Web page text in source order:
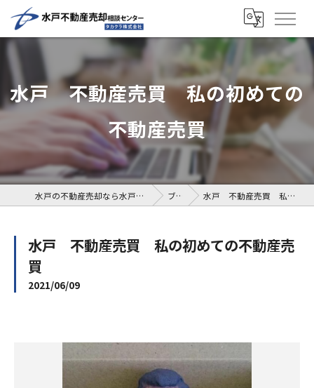
水戸 不動産売買 私の初めての
不動産売買
水戸の不動産売却なら水戸不動産売却相談センター ブログ 水戸 不動産売買 私の初めての不動産売買
水戸 不動産売買 私の初めての不動産売
買
2021/06/09